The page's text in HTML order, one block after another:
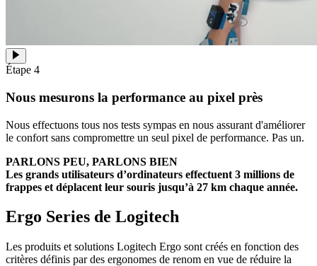
Étape 4
Nous mesurons la performance au pixel près
Nous effectuons tous nos tests sympas en nous assurant d'améliorer
le confort sans compromettre un seul pixel de performance. Pas un.
PARLONS PEU, PARLONS BIEN
Les grands utilisateurs d’ordinateurs effectuent 3 millions de
frappes et déplacent leur souris jusqu’à 27 km chaque année.
Ergo Series de Logitech
Les produits et solutions Logitech Ergo sont créés en fonction des
critères définis par des ergonomes de renom en vue de réduire la